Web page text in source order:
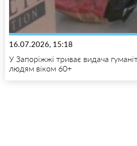
16.07.2026, 15:18
У Запоріжжі триває видача
людям віком 60+